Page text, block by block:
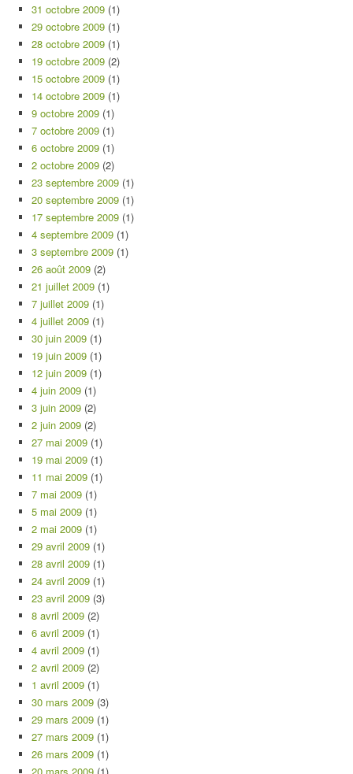
31 octobre 2009 (1)
29 octobre 2009 (1)
28 octobre 2009 (1)
19 octobre 2009 (2)
15 octobre 2009 (1)
14 octobre 2009 (1)
9 octobre 2009 (1)
7 octobre 2009 (1)
6 octobre 2009 (1)
2 octobre 2009 (2)
23 septembre 2009 (1)
20 septembre 2009 (1)
17 septembre 2009 (1)
4 septembre 2009 (1)
3 septembre 2009 (1)
26 août 2009 (2)
21 juillet 2009 (1)
7 juillet 2009 (1)
4 juillet 2009 (1)
30 juin 2009 (1)
19 juin 2009 (1)
12 juin 2009 (1)
4 juin 2009 (1)
3 juin 2009 (2)
2 juin 2009 (2)
27 mai 2009 (1)
19 mai 2009 (1)
11 mai 2009 (1)
7 mai 2009 (1)
5 mai 2009 (1)
2 mai 2009 (1)
29 avril 2009 (1)
28 avril 2009 (1)
24 avril 2009 (1)
23 avril 2009 (3)
8 avril 2009 (2)
6 avril 2009 (1)
4 avril 2009 (1)
2 avril 2009 (2)
1 avril 2009 (1)
30 mars 2009 (3)
29 mars 2009 (1)
27 mars 2009 (1)
26 mars 2009 (1)